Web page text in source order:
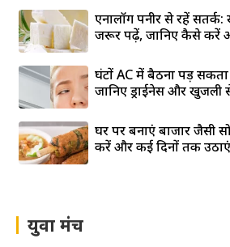
एनालॉग पनीर से रहें
जरूर पढ़ें, जानिए कैसे करें
घंटों AC में बैठना पड़ सकता
जानिए ड्राईनेस और खुजली
घर पर बनाएं बाजार जैसी
करें और कई दिनों तक
युवा मंच